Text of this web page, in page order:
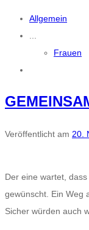
Allgemein
...
Frauen
Veröffentlicht am 20.
Der eine wartet,
gewünscht. Ein Weg
Sicher würden auch